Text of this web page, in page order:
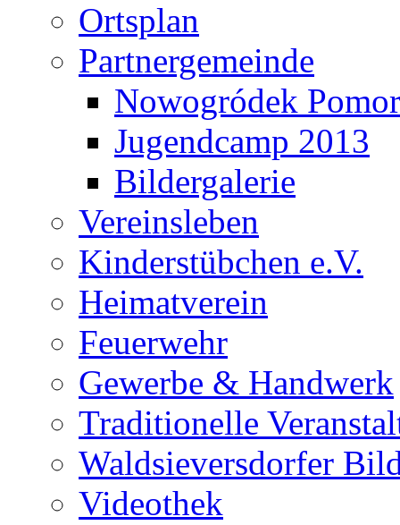
Ortsplan
Partnergemeinde
Nowogródek
Jugendcamp 2013
Bildergalerie
Vereinsleben
Kinderstübchen e.V.
Heimatverein
Feuerwehr
Gewerbe & Handwerk
Traditionelle
Waldsieversdorfer
Videothek